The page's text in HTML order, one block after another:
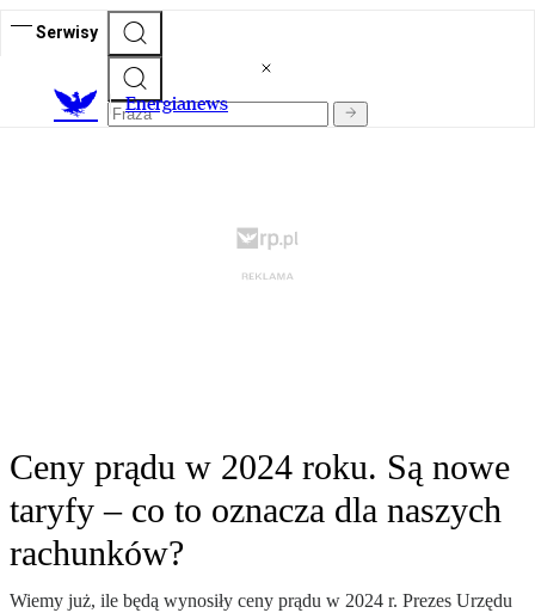
Serwisy
Energianews
Ceny prądu w 2024 roku. Są nowe
taryfy – co to oznacza dla naszych
rachunków?
Wiemy już, ile będą wynosiły ceny prądu w 2024 r. Prezes Urzędu